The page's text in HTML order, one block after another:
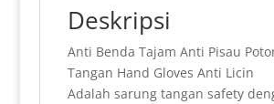
e
n
d
Deskripsi
Anti Benda Tajam Anti Pisau
Tangan Hand Gloves Anti Licin
Adalah sarung tangan safety